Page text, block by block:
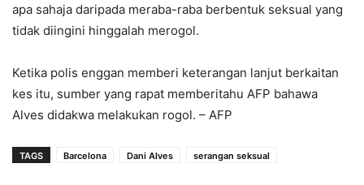
apa sahaja daripada meraba-raba berbentuk seksual yang
tidak diingini hinggalah merogol.
Ketika polis enggan memberi keterangan lanjut berkaitan
kes itu, sumber yang rapat memberitahu AFP bahawa
Alves didakwa melakukan rogol. – AFP
TAGS Barcelona Dani Alves serangan seksual